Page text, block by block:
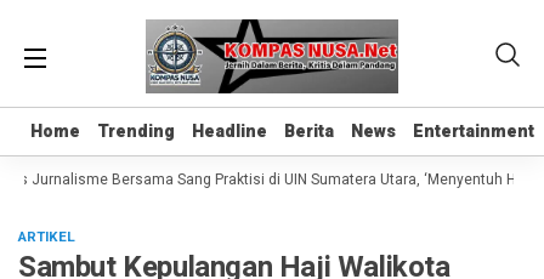
Home Trending Headline Berita News Entertainment
Home Trending Headline Berita News Entertainment
Jurnalisme Bersama Sang Praktisi di UIN Sumatera Utara, ‘Menyentuh Hati
ARTIKEL
Sambut Kepulangan Haji Walikota